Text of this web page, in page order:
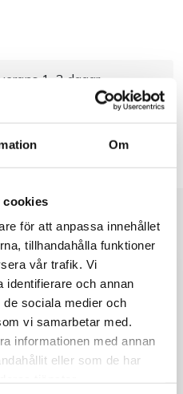
Om
cookies
för att anpassa innehållet
tillhandahålla funktioner
vår trafik. Vi
identifierare och annan
sociala medier och
vi samarbetar med.
informationen med annan
eller som de har
1–3 dagar
på
till Bakers!
eller privatperson?
privatperson